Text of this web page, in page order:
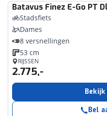
Batavus Finez E-Go PT
Stadsfiets
Dames
8 versnellingen
53 cm
RIJSSEN
2.775,-
Bel